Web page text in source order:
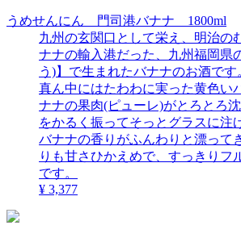
うめせんにん 門司港バナナ 1800ml
九州の玄関口として栄え、明治の
ナナの輸入港だった、九州福岡県
う)】で生まれたバナナのお酒で
真ん中にはたわわに実った黄色い
ナナの果肉(ピューレ)がとろとろ
をかるく振ってそっとグラスに注
バナナの香りがふんわりと漂って
りも甘さひかえめで、すっきりフ
です。
¥ 3,377